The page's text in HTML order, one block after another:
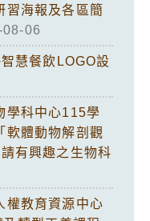
習海報及各區簡
06
慧餐飲LOGO設
學科中心115學
軟體動物解剖觀
有興趣之生物科
權教育資源中心